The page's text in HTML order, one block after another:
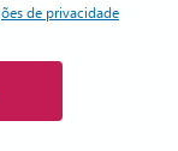
de privacidade